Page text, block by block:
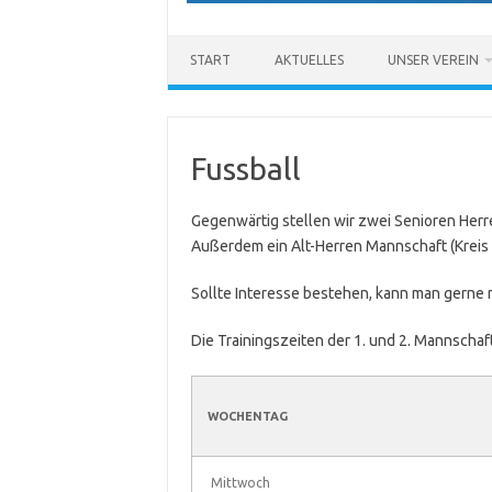
START AKTUELLES UNSER VEREIN
Fussball
Gegenwärtig stellen wir zwei Senioren
Außerdem ein Alt-Herren Mannschaft (Kreis
Sollte Interesse bestehen, kann man gerne
Die Trainingszeiten der 1. und 2.
WOCHENTAG
Mittwoch